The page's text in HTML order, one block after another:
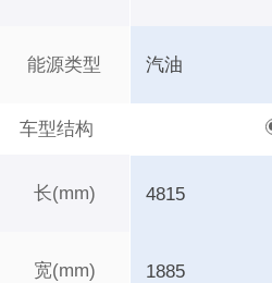
能源类型
车型结构
长(mm)
宽(mm)
汽油
4815
1885